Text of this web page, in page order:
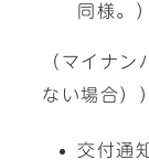
同様。）
（マイナ
ない場合））
交付通